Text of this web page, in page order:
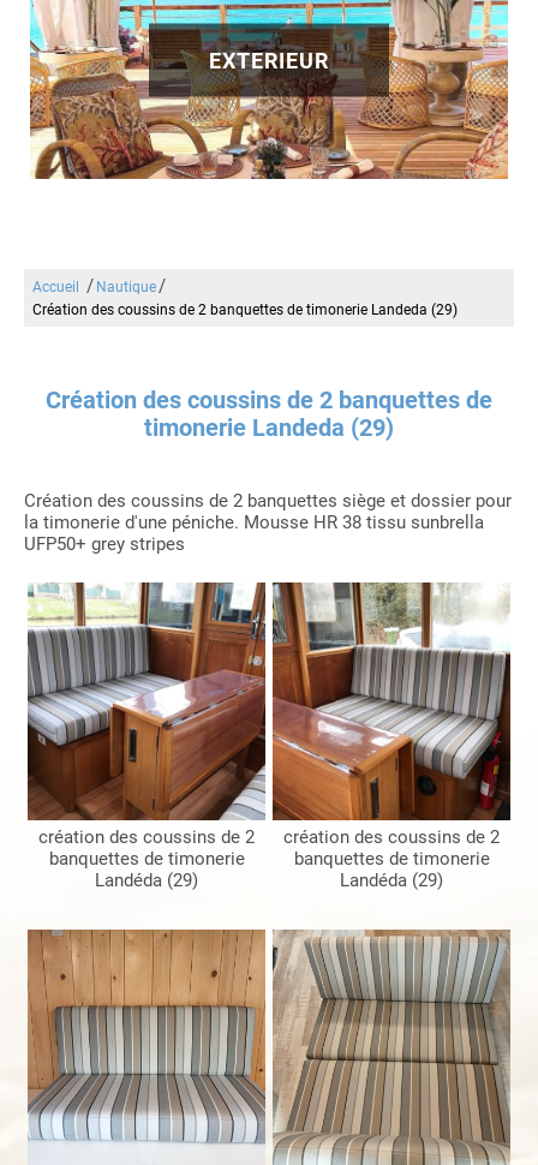
EXTERIEUR
Accueil / Nautique/
Création des coussins de 2 banquettes de timonerie Landeda (29)
Création des coussins de 2 banquettes de
timonerie Landeda (29)
Création des coussins de 2 banquettes siège et dossier pour
la timonerie d'une péniche. Mousse HR 38 tissu sunbrella
UFP50+ grey stripes
création des coussins de 2
banquettes de timonerie
Landéda (29)
création des coussins de 2
banquettes de timonerie
Landéda (29)